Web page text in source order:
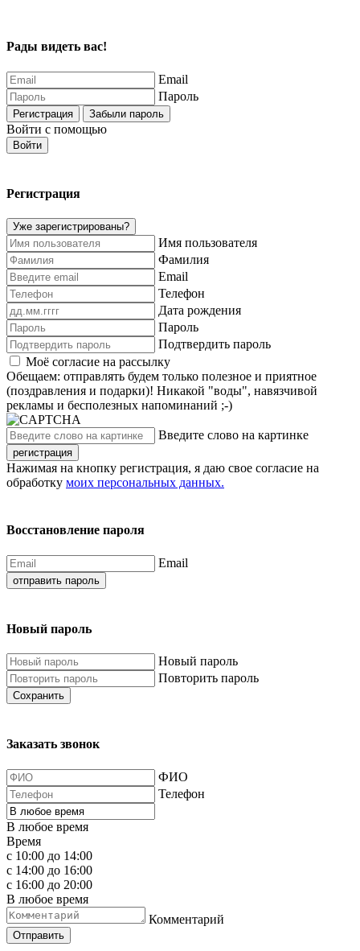
Рады видеть вас!
Email
Пароль
Регистрация Забыли пароль
Войти с помощью
Войти
Регистрация
Уже зарегистрированы?
Имя пользователя
Фамилия
Email
Телефон
Дата рождения
Пароль
Подтвердить пароль
Моё согласие на рассылку
Обещаем: отправлять будем только полезное и приятное
(поздравления и подарки)! Никакой "воды", навязчивой
рекламы и бесполезных напоминаний ;-)
Введите слово на картинке
регистрация
Нажимая на кнопку регистрация, я даю свое согласие на
обработку моих персональных данных.
Восстановление пароля
Email
отправить пароль
Новый пароль
Новый пароль
Повторить пароль
Сохранить
Заказать звонок
ФИО
Телефон
В любое время
Время
с 10:00 до 14:00
с 14:00 до 16:00
с 16:00 до 20:00
В любое время
Комментарий
Отправить